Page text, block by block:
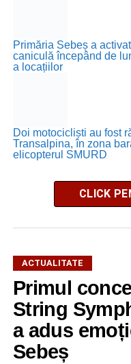
Primăria Sebeș a
caniculă începând de
a locațiilor
Doi motocicliști au fost
Transalpina, în zona
elicopterul SMURD
CLICK
ACTUALITATE
Primul
String
a adus
Sebeș